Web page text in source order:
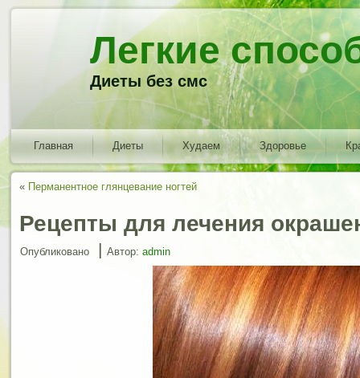
Легкие
Диеты без смс
Главная Диеты Худаем Здоровье
« Перманентное глянцевание ногтей
Рецепты для лечения
Опубликовано | Автор: admin